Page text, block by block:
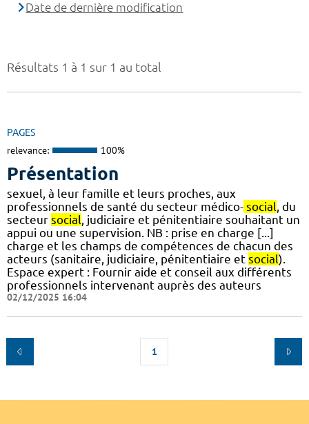
Résultats 1 à 1 sur 1 au total
PAGES
relevance: 100%
Présentation
sexuel, à leur famille et leurs proches, aux
professionnels de santé du secteur médico- social , du
secteur social , judiciaire et pénitentiaire souhaitant un
appui ou une supervision. NB : prise en charge [...]
charge et les champs de compétences de chacun des
acteurs (sanitaire, judiciaire, pénitentiaire et social).
Espace expert : Fournir aide et conseil aux différents
professionnels intervenant auprès des auteurs
02/12/2025 16:04
1
Date de dernière modification